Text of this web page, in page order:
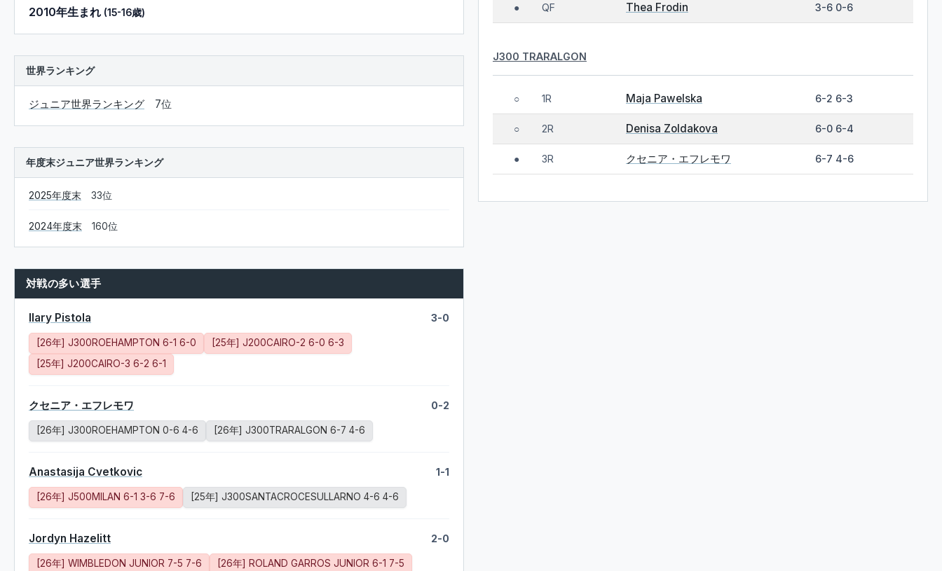
2010年生まれ (15-16歳)
世界ランキング
ジュニア世界ランキング 7位
年度末ジュニア世界ランキング
2025年度末 33位
2024年度末 160位
対戦の多い選手
Ilary Pistola 3-0
[26年] J300ROEHAMPTON 6-1 6-0
[25年] J200CAIRO-2 6-0 6-3
[25年] J200CAIRO-3 6-2 6-1
クセニア・エフレモワ 0-2
[26年] J300ROEHAMPTON 0-6 4-6 [26年] J300TRARALGON 6-7 4-6
Anastasija Cvetkovic 1-1
[26年] J500MILAN 6-1 3-6 7-6 [25年] J300SANTACROCESULLARNO 4-6 4-6
Jordyn Hazelitt 2-0
[26年] WIMBLEDON JUNIOR 7-5 7-6 [26年] ROLAND GARROS JUNIOR 6-1 7-5
● QF Thea Frodin 3-6 0-6
J300 TRARALGON
○ 1R Maja Pawelska 6-2 6-3
○ 2R Denisa Zoldakova 6-0 6-4
● 3R クセニア・エフレモワ 6-7 4-6